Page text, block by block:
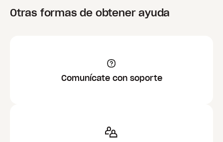
Otras formas de obtener ayuda
Comunícate con soporte